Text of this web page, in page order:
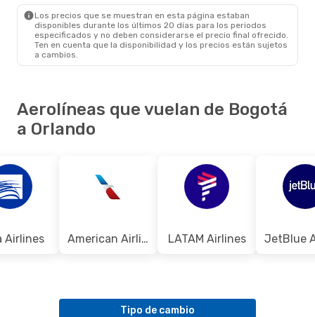
Los precios que se muestran en esta página estaban
disponibles durante los últimos 20 días para los periodos
especificados y no deben considerarse el precio final ofrecido.
Ten en cuenta que la disponibilidad y los precios están sujetos
a cambios.
Aerolíneas que vuelan de Bogotá
a Orlando
Airlines American Airlines LATAM Airlines
Tipo de cambio